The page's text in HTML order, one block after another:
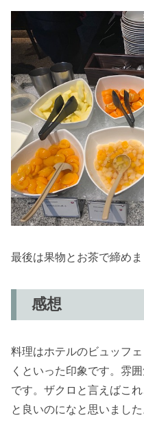
最後は果物とお茶で締めま
感想
料理はホテルのビュッフ
くといった印象です。雰
です。ザクロと言えばこ
と良いのになと思いました